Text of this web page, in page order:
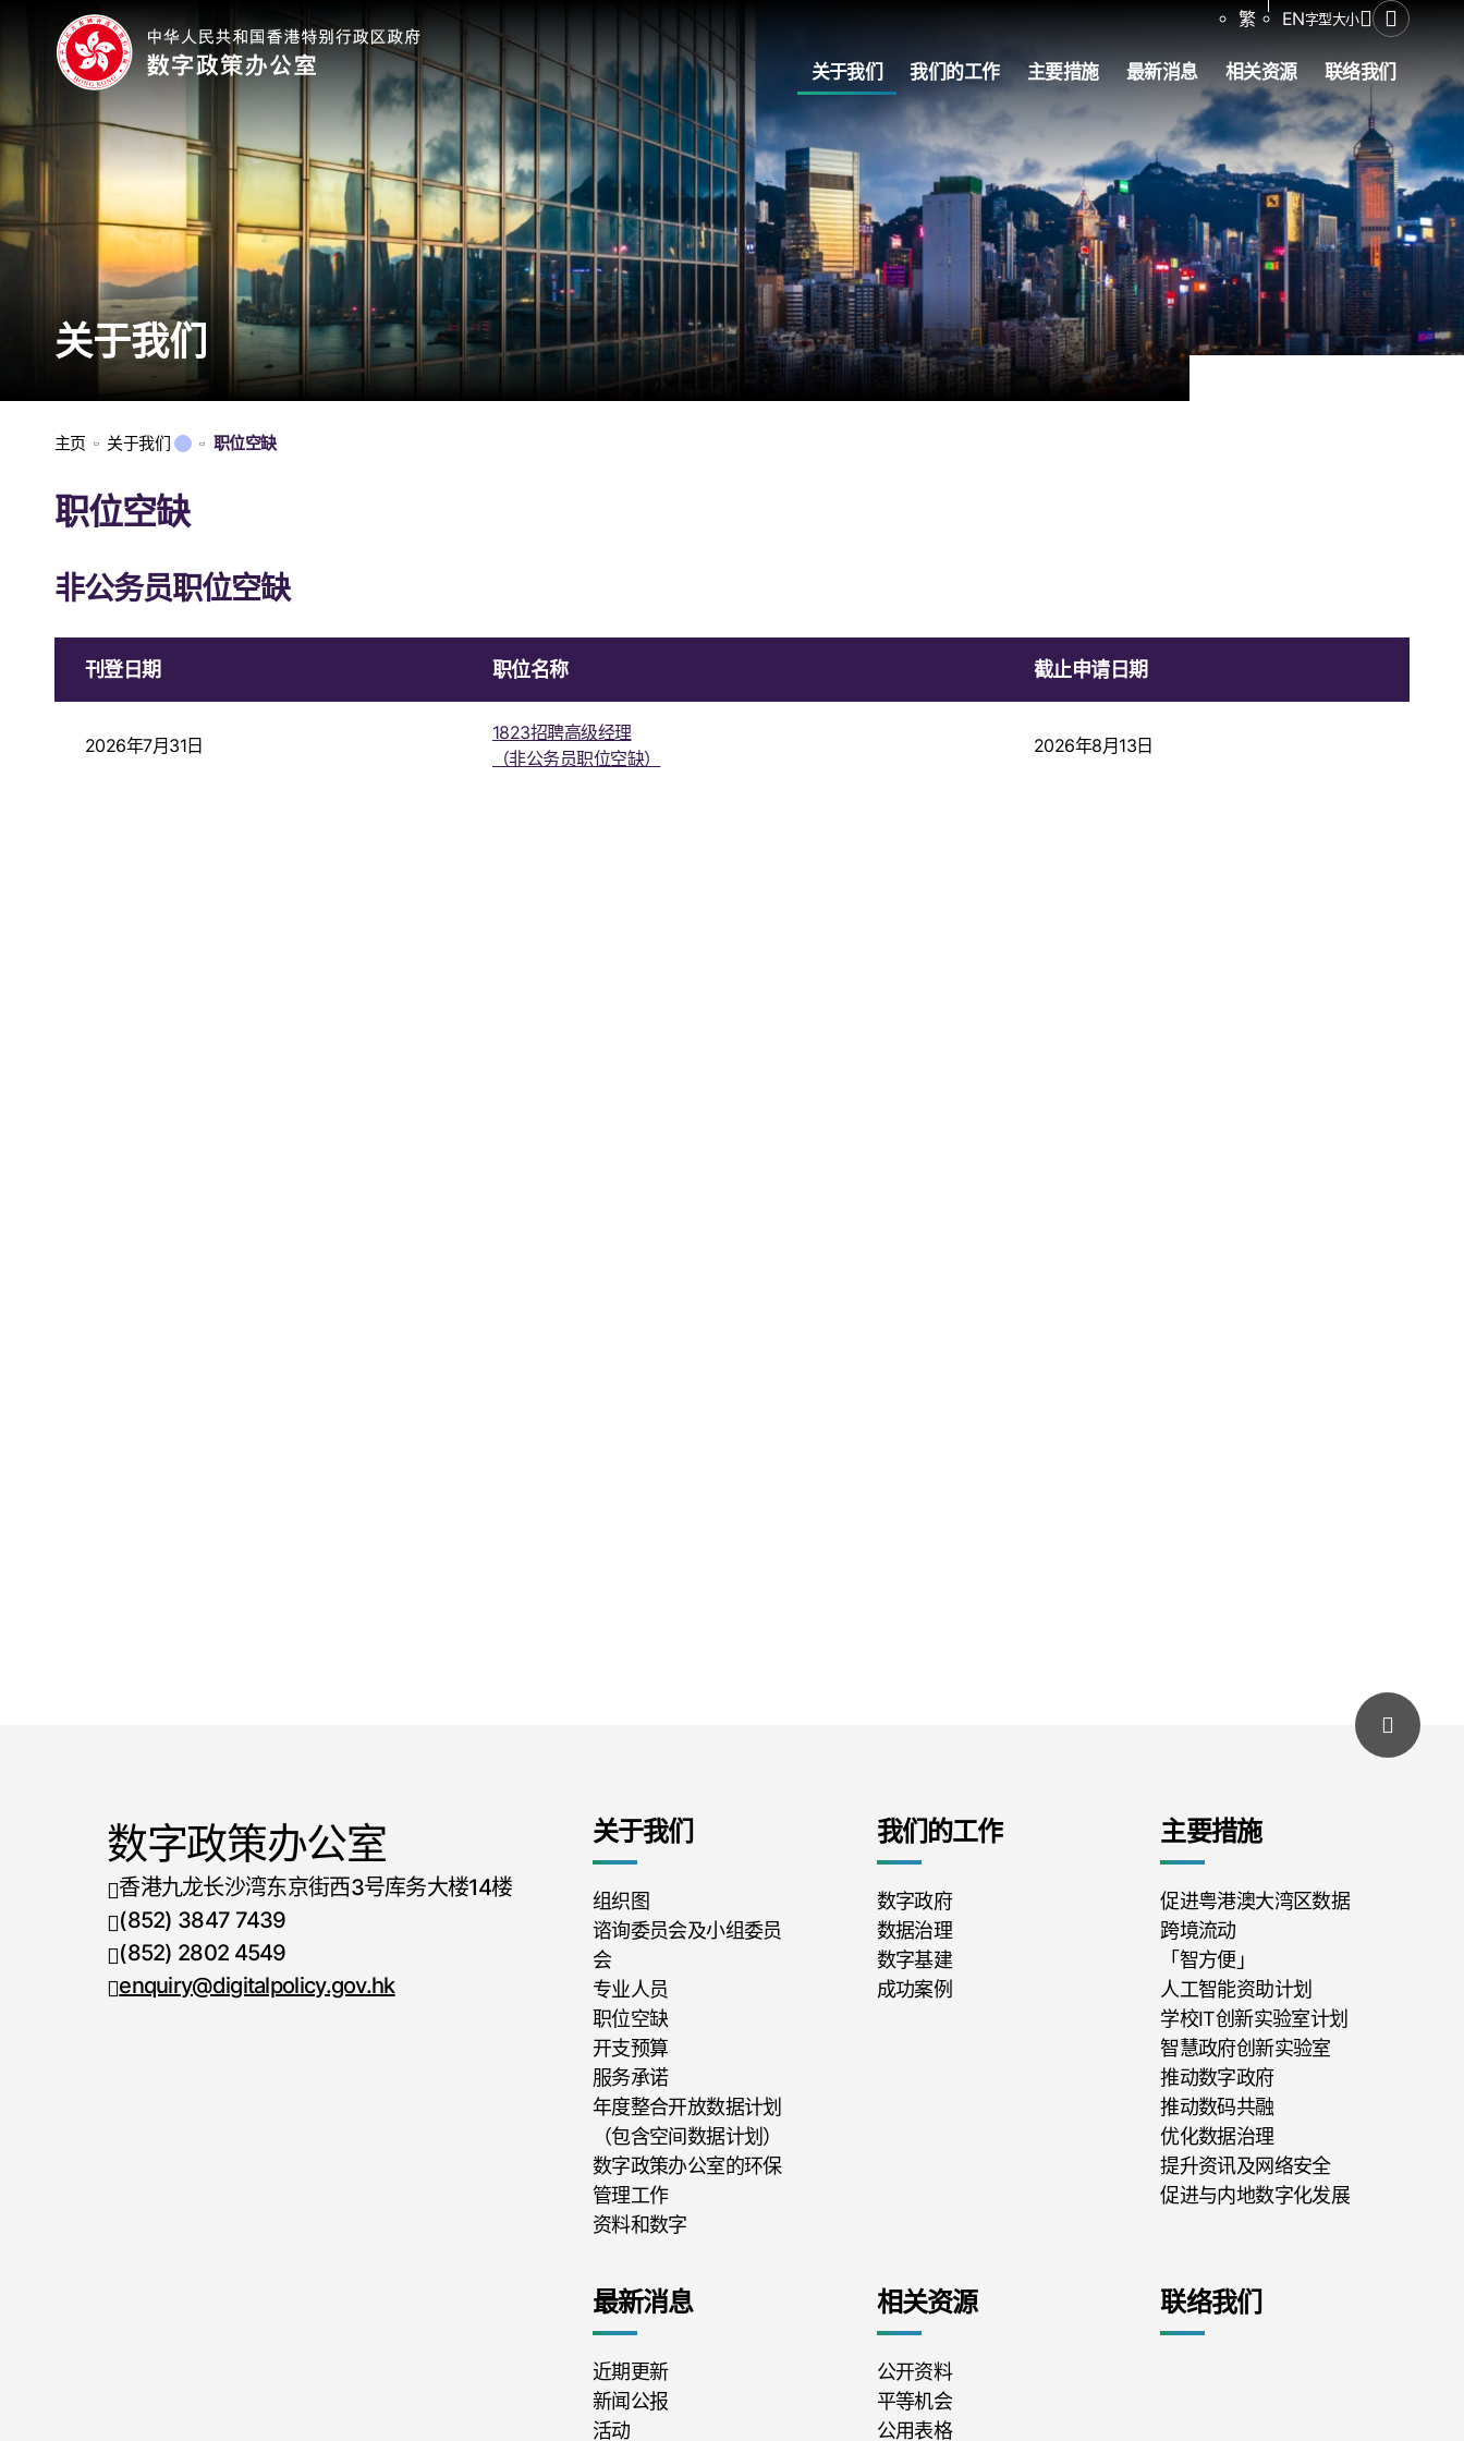
繁 EN字型大小分享打开搜寻
关于我们 我们的工作 主要措施 最新消息 相关资源 联络我们
关于我们
主页 关于我们 职位空缺
职位空缺
非公务员职位空缺
刊登日期 职位名称 截止申请日期
2026年7月31日
1823招聘高级经理
（非公务员职位空缺）
2026年8月13日
数字政策办公室
香港九龙长沙湾东京街西3号库务大楼14楼
电话号码
(852) 3847 7439
传真号码
(852) 2802 4549
enquiry@digitalpolicy.gov.hk
关于我们
组织图
谘询委员会及小组委员
会
专业人员
职位空缺
开支预算
服务承诺
年度整合开放数据计划
（包含空间数据计划）
数字政策办公室的环保
管理工作
资料和数字
我们的工作
数字政府
数据治理
数字基建
成功案例
主要措施
促进粤港澳大湾区数据
跨境流动
「智方便」
人工智能资助计划
学校IT创新实验室计划
智慧政府创新实验室
推动数字政府
推动数码共融
优化数据治理
提升资讯及网络安全
促进与内地数字化发展
最新消息
近期更新
新闻公报
活动
相关资源
公开资料
平等机会
公用表格
联络我们